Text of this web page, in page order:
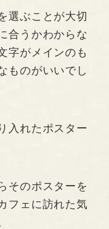
選ぶことが大切
合うかわからな
字がメインのも
ものがいいでし
入れたポスター
そのポスターを
フェに訪れた気